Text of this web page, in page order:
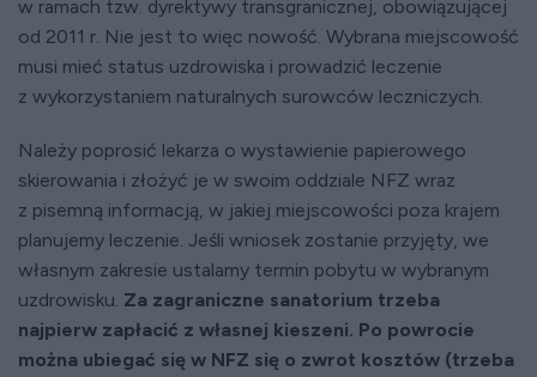
w ramach tzw. dyrektywy transgranicznej, obowiązującej
od 2011 r. Nie jest to więc nowość. Wybrana miejscowość
musi mieć status uzdrowiska i prowadzić leczenie
z wykorzystaniem naturalnych surowców leczniczych.
Należy poprosić lekarza o wystawienie papierowego
skierowania i złożyć je w swoim oddziale NFZ wraz
z pisemną informacją, w jakiej miejscowości poza krajem
planujemy leczenie. Jeśli wniosek zostanie przyjęty, we
własnym zakresie ustalamy termin pobytu w wybranym
uzdrowisku. Za zagraniczne sanatorium trzeba
najpierw zapłacić z własnej kieszeni. Po powrocie
można ubiegać się w NFZ się o zwrot kosztów (trzeba